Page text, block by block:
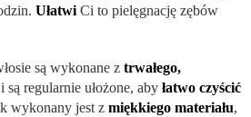
Ułatwi Ci to pielęgnację zębów
są wykonane z trwałego,
i są regularnie ułożone, aby łatwo czyścić
wykonany jest z miękkiego materiału,